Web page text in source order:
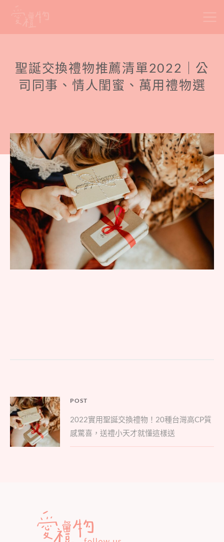
聖誕交換禮物推薦清單2022｜公
司同事、情人閨蜜、萬用禮物選
文
章
導
覽
POST
Parent
post:
2022實用聖誕交換禮物！20種台灣高CP質
感驚喜，送禮小天才就懂這樣送